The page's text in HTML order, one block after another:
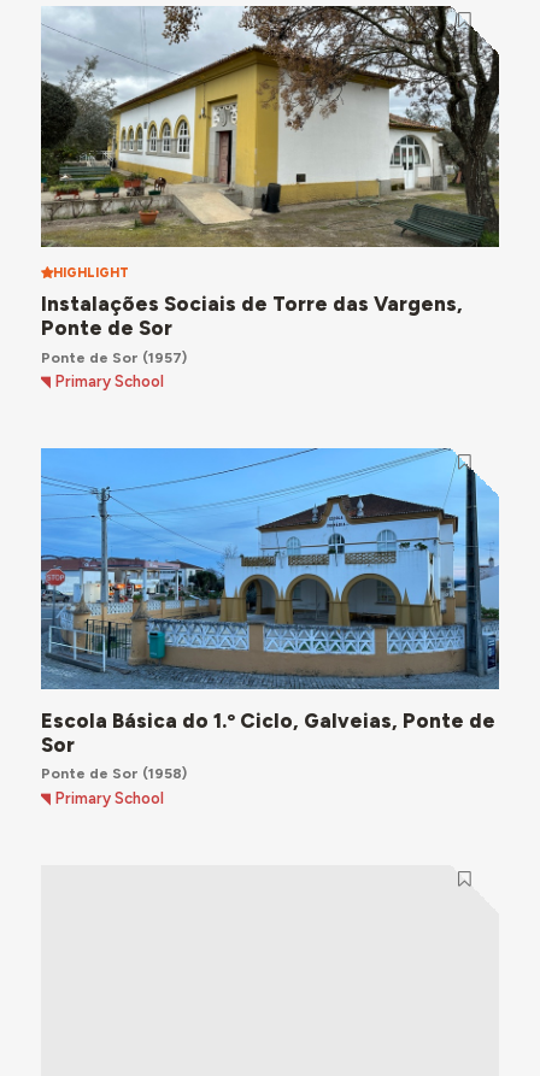
HIGHLIGHT
Instalações Sociais de Torre das Vargens,
Ponte de Sor
Ponte de Sor (1957)
Primary School
Escola Básica do 1.º Ciclo, Galveias, Ponte de
Sor
Ponte de Sor (1958)
Primary School